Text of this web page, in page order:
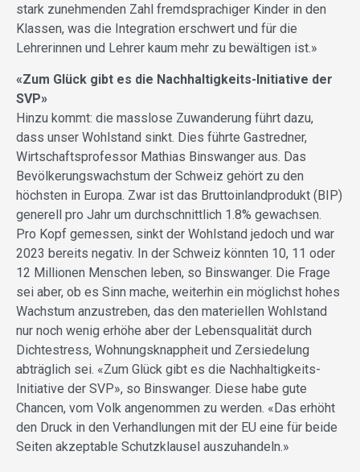
stark zunehmenden Zahl fremdsprachiger Kinder in den
Klassen, was die Integration erschwert und für die
Lehrerinnen und Lehrer kaum mehr zu bewältigen ist.»
«Zum Glück gibt es die Nachhaltigkeits-Initiative der
SVP»
Hinzu kommt: die masslose Zuwanderung führt dazu,
dass unser Wohlstand sinkt. Dies führte Gastredner,
Wirtschaftsprofessor Mathias Binswanger aus. Das
Bevölkerungswachstum der Schweiz gehört zu den
höchsten in Europa. Zwar ist das Bruttoinlandprodukt (BIP)
generell pro Jahr um durchschnittlich 1.8% gewachsen.
Pro Kopf gemessen, sinkt der Wohlstand jedoch und war
2023 bereits negativ. In der Schweiz könnten 10, 11 oder
12 Millionen Menschen leben, so Binswanger. Die Frage
sei aber, ob es Sinn mache, weiterhin ein möglichst hohes
Wachstum anzustreben, das den materiellen Wohlstand
nur noch wenig erhöhe aber der Lebensqualität durch
Dichtestress, Wohnungsknappheit und Zersiedelung
abträglich sei. «Zum Glück gibt es die Nachhaltigkeits-
Initiative der SVP», so Binswanger. Diese habe gute
Chancen, vom Volk angenommen zu werden. «Das erhöht
den Druck in den Verhandlungen mit der EU eine für beide
Seiten akzeptable Schutzklausel auszuhandeln.»